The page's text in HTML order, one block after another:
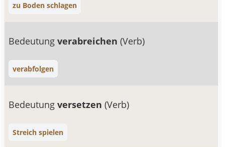
zu Boden schlagen
Bedeutungverabreichen(Verb)
verabfolgen
Bedeutungversetzen(Verb)
Streich spielen